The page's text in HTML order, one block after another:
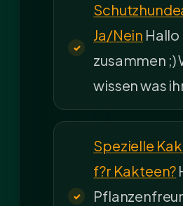
Ja/Nein Hallo
zusammen ;)
wissen was
Spezielle
f?r Kakteen?